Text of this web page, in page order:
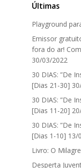
Últimas
Playground
Emissor
fora do ar!
30/03/2022
30 DIAS: ”De
[Dias 21-30]
30 DIAS: ”De
[Dias 11-20]
30 DIAS: ”De
[Dias 1-10] 13/
Livro: O
Desperta